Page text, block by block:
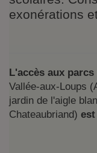
exonérations
L'accès aux parcs
Vallée-aux-Loups
jardin de l'aigle
Chateaubriand)